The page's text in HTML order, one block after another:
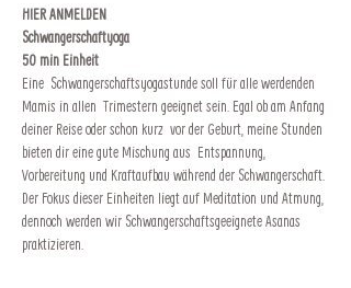
HIER ANMELDEN
Schwangerschaftyoga
50 min Einheit
Eine  Schwangerschaftsyogastunde soll für alle werdenden
Mamis in allen  Trimestern geeignet sein. Egal ob am Anfang
deiner Reise oder schon kurz  vor der Geburt, meine Stunden
bieten dir eine gute Mischung aus  Entspannung,
Vorbereitung und Kraftaufbau während der Schwangerschaft.
Der Fokus dieser Einheiten liegt auf Meditation und Atmung,
dennoch werden wir Schwangerschaftsgeeignete Asanas
praktizieren.